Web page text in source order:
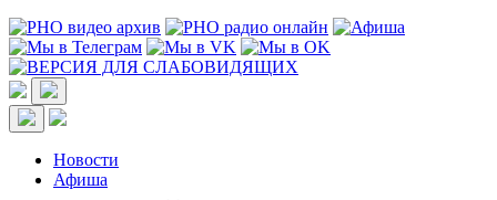
Новости
Афиша